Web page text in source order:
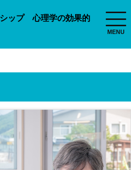
ップ 心理学の効果的